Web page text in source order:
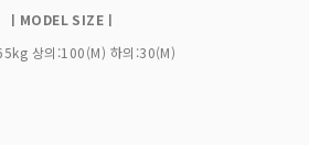
ㅣMODEL SIZEㅣ
상의:100(M) 하의:30(M)